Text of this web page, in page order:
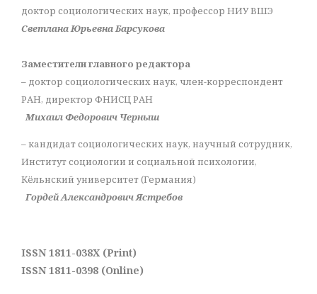
доктор социологических наук, профессор НИУ ВШЭ
Светлана Юрьевна Барсукова
Заместители главного редактора
– доктор социологических наук, член-корреспондент
РАН, директор ФНИСЦ РАН
Михаил Федорович Черныш
– кандидат социологических наук, научный сотрудник,
Институт социологии и социальной психологии,
Кёльнский университет (Германия)
Гордей Александрович Ястребов
ISSN 1811-038X (Print)
ISSN 1811-0398 (Online)